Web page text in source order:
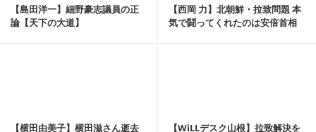
【島田洋一】細野豪志議員の正
論【天下の大道】
【西岡 力】北朝鮮・拉致問題 本
気で闘ってくれたのは安倍首相
【横田由美子】横田滋さん逝去
【WiLLデスク山根】拉致解決を